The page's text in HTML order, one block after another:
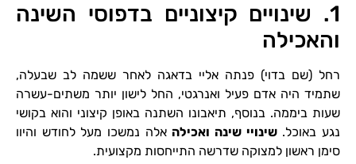
1. שינויים קיצוניים בדפוסי השינה
והאכילה
רחל (שם בדוי) פנתה אליי בדאגה לאחר ששמה לב שבעלה,
שתמיד היה אדם פעיל ואנרגטי, החל לישון יותר משתים-עשרה
שעות ביממה. בנוסף, תיאבונו השתנה באופן קיצוני והוא בקושי
נגע באוכל.שינויי שינה ואכילה אלה נמשכו מעל לחודש והיוו
סימן ראשון למצוקה שדרשה התייחסות מקצועית.